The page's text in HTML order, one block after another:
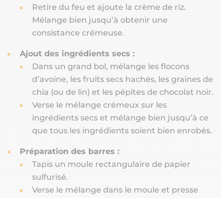
Retire du feu et ajoute la crème de riz.
Mélange bien jusqu’à obtenir une
consistance crémeuse.
Ajout des ingrédients secs :
Dans un grand bol, mélange les flocons
d’avoine, les fruits secs hachés, les graines de
chia (ou de lin) et les pépites de chocolat noir.
Verse le mélange crémeux sur les
ingrédients secs et mélange bien jusqu’à ce
que tous les ingrédients soient bien enrobés.
Préparation des barres :
Tapis un moule rectangulaire de papier
sulfurisé.
Verse le mélange dans le moule et presse